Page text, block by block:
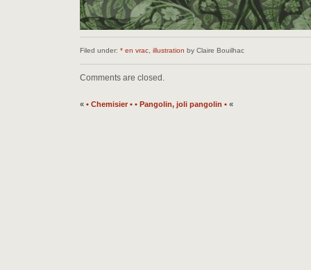
Filed under: * en vrac illustration by Claire Bouilhac
Comments are closed.
« • Chemisier • • Pangolin, joli pangolin • «